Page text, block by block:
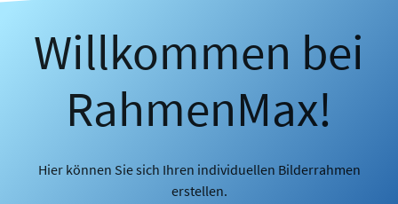
Willkommen bei
RahmenMax!
Hier können Sie sich Ihren individuellen Bilderrahmen
erstellen.